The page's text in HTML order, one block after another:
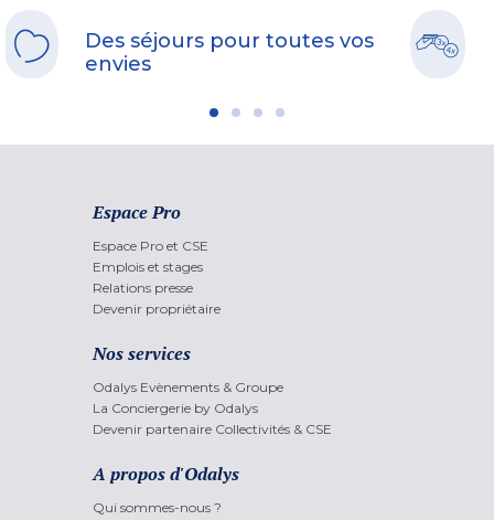
Des séjours pour toutes vos
envies
Espace Pro
Espace Pro et CSE
Emplois et stages
Relations presse
Devenir propriétaire
Nos services
Odalys Evènements & Groupe
La Conciergerie by Odalys
Devenir partenaire Collectivités & CSE
A propos d'Odalys
Qui sommes-nous ?